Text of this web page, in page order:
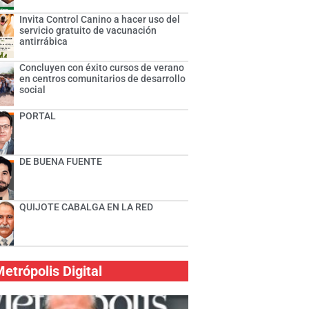
Invita Control Canino a hacer uso del
servicio gratuito de vacunación
antirrábica
Concluyen con éxito cursos de verano
en centros comunitarios de desarrollo
social
PORTAL
DE BUENA FUENTE
QUIJOTE CABALGA EN LA RED
Digital